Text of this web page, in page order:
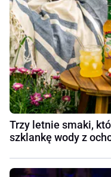
Trzy letnie smaki,
szklankę wody z